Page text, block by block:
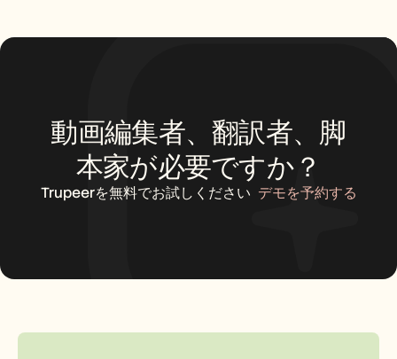
動画編集者、翻訳者、脚
本家が必要ですか？
Trupeerを無料でお試しください デモを予約する
デモを予約する